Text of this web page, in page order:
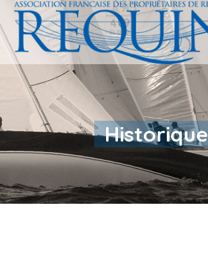
Historique
Vous êtes ici :